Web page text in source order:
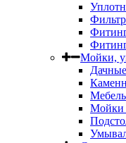
Мойки,
Мойки